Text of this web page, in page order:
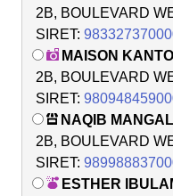
2B, BOULEVARD
SIRET:
MAISON KANTO
2B, BOULEVARD
SIRET:
NAQIB
2B, BOULEVARD
SIRET:
ESTHER